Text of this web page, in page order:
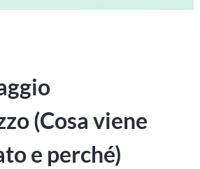
(Cosa viene
e perché)